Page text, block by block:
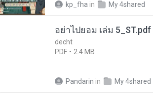
kp_fha in My 4shared
อย่าไปยอม เล่ม 5_ST.pdf
decht
PDF
2.4 MB
Pandarin in My 4shared